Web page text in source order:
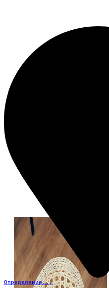
Определение...